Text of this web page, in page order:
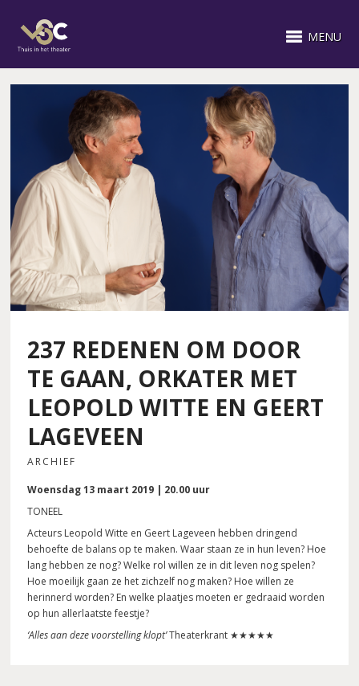
MENU
237 REDENEN OM DOOR
TE GAAN, ORKATER MET
LEOPOLD WITTE EN GEERT
LAGEVEEN
ARCHIEF
Woensdag 13 maart 2019 | 20.00 uur
TONEEL
Acteurs Leopold Witte en Geert Lageveen hebben dringend
behoefte de balans op te maken. Waar staan ze in hun leven? Hoe
lang hebben ze nog? Welke rol willen ze in dit leven nog spelen?
Hoe moeilijk gaan ze het zichzelf nog maken? Hoe willen ze
herinnerd worden? En welke plaatjes moeten er gedraaid worden
op hun allerlaatste feestje?
‘Alles aan deze voorstelling klopt’Theaterkrant ★★★★★